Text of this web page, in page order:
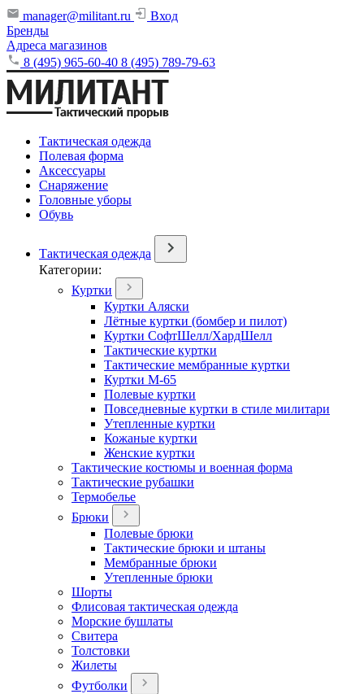
manager@militant.ru
Вход
Бренды
Адреса магазинов
8 (495) 965-60-40 8 (495) 789-79-63
Тактическая одежда
Полевая форма
Аксессуары
Снаряжение
Головные уборы
Обувь
Тактическая одежда
Категории:
Куртки
Куртки Аляски
Лётные куртки (бомбер и пилот)
Куртки СофтШелл/ХардШелл
Тактические куртки
Тактические мембранные куртки
Куртки М-65
Полевые куртки
Повседневные куртки в стиле милитари
Утепленные куртки
Кожаные куртки
Женские куртки
Тактические костюмы и военная форма
Тактические рубашки
Термобелье
Брюки
Полевые брюки
Тактические брюки и штаны
Мембранные брюки
Утепленные брюки
Шорты
Флисовая тактическая одежда
Морские бушлаты
Свитера
Толстовки
Жилеты
Футболки